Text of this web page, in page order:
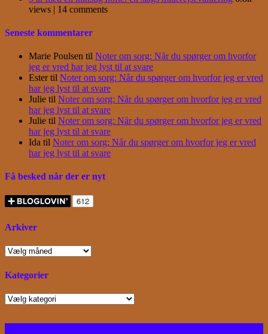
views | 14 comments
Seneste kommentarer
Marie Poulsen til Noter om sorg: Når du spørger om hvorfor
jeg er vred har jeg lyst til at svare
Estertil Noter om sorg: Når du spørger om hvorfor jeg er vred
har jeg lyst til at svare
Julie til Noter om sorg: Når du spørger om hvorfor jeg er vred
har jeg lyst til at svare
Julie til Noter om sorg: Når du spørger om hvorfor jeg er vred
har jeg lyst til at svare
Ida til Noter om sorg: Når du spørger om hvorfor jeg er vred
har jeg lyst til at svare
Få besked når der er nyt
Arkiver
Arkiver
Kategorier
Kategorier